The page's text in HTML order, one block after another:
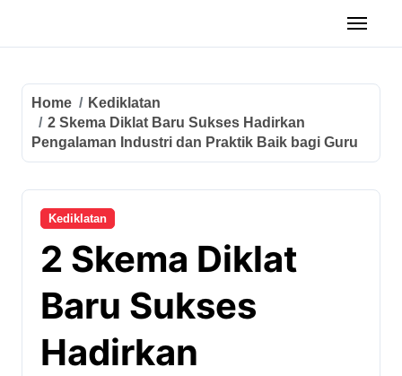
Home
Kediklatan
2 Skema Diklat Baru Sukses Hadirkan
Pengalaman Industri dan Praktik Baik bagi Guru
Kediklatan
2 Skema Diklat
Baru Sukses
Hadirkan